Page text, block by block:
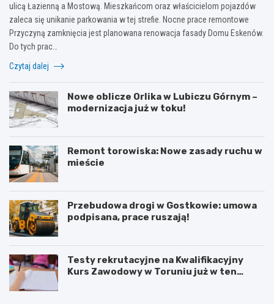
ulicą Łazienną a Mostową. Mieszkańcom oraz właścicielom pojazdów
zaleca się unikanie parkowania w tej strefie. Nocne prace remontowe
Przyczyną zamknięcia jest planowana renowacja fasady Domu Eskenów.
Do tych prac…
Czytaj dalej
Nowe oblicze Orlika w Lubiczu Górnym –
modernizacja już w toku!
Remont torowiska: Nowe zasady ruchu w
mieście
Przebudowa drogi w Gostkowie: umowa
podpisana, prace ruszają!
Testy rekrutacyjne na Kwalifikacyjny
Kurs Zawodowy w Toruniu już w ten